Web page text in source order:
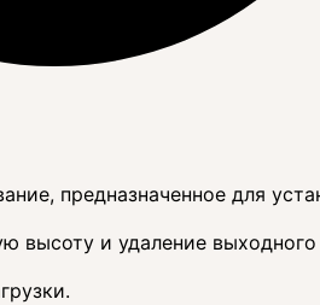
предназначенное для
высоту и удаление